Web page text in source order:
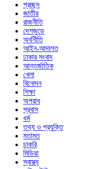
প্রচ্ছদ
জাতীয়
রাজনীতি
দেশজুডে
অর্থনীতি
আইন-আদালত
ঢাকার সংবাদ
আন্তর্জাতিক
খেলা
বিনোদন
শিক্ষা
অপরাধ
প্রবাস
ধর্ম
তথ্য ও প্রযুক্তি
মতামত
চাকরি
মিডিয়া
স্বাস্থ্য